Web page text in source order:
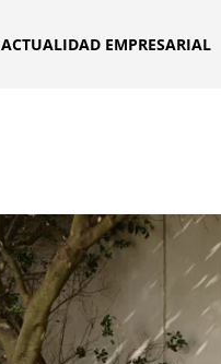
ACTUALIDAD EMPRESARIAL